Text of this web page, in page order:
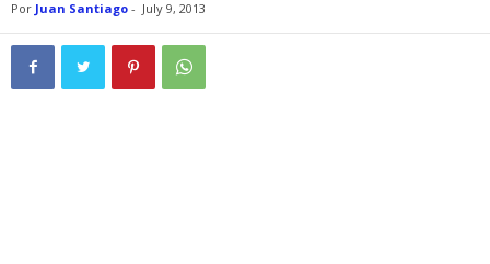
Por Juan Santiago - July 9, 2013